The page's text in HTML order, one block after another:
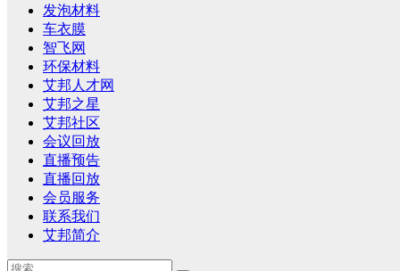
发泡材料
车衣膜
智飞网
环保材料
艾邦人才网
艾邦之星
艾邦社区
会议回放
直播预告
直播回放
会员服务
联系我们
艾邦简介